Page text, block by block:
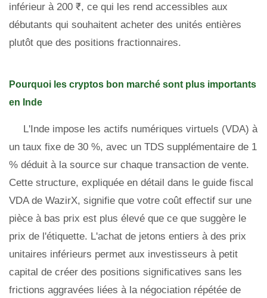
inférieur à 200 ₹, ce qui les rend accessibles aux
débutants qui souhaitent acheter des unités entières
plutôt que des positions fractionnaires.
Pourquoi les cryptos bon marché sont plus importants
en Inde
L'Inde impose les actifs numériques virtuels (VDA) à
un taux fixe de 30 %, avec un TDS supplémentaire de 1
% déduit à la source sur chaque transaction de vente.
Cette structure, expliquée en détail dans le guide fiscal
VDA de WazirX, signifie que votre coût effectif sur une
pièce à bas prix est plus élevé que ce que suggère le
prix de l'étiquette. L'achat de jetons entiers à des prix
unitaires inférieurs permet aux investisseurs à petit
capital de créer des positions significatives sans les
frictions aggravées liées à la négociation répétée de